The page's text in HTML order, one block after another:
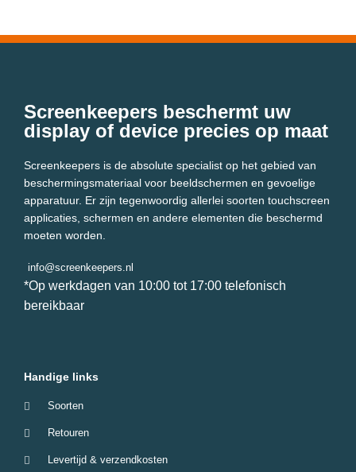
Screenkeepers beschermt uw
display of device precies op maat
Screenkeepers is de absolute specialist op het gebied van
beschermingsmateriaal voor beeldschermen en gevoelige
apparatuur. Er zijn tegenwoordig allerlei soorten touchscreen
applicaties, schermen en andere elementen die beschermd
moeten worden.
info@screenkeepers.nl
*Op werkdagen van 10:00 tot 17:00 telefonisch
bereikbaar
Handige links
Soorten
Retouren
Levertijd & verzendkosten